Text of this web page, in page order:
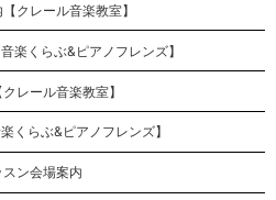
クレール音楽教室】
楽くらぶ&ピアノフレンズ】
レール音楽教室】
くらぶ&ピアノフレンズ】
スン会場案内